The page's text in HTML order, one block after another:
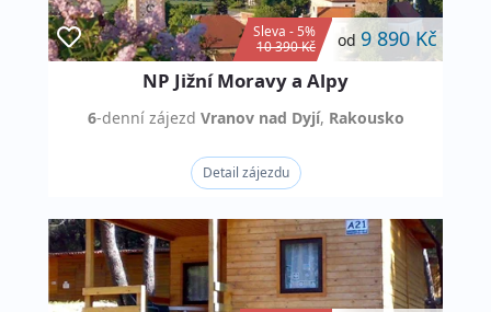
Sleva - 5%
10 390 Kč
od 9 890 Kč
NP Jižní Moravy a Alpy
6-dennízájezd Vranov nad Dyjí, Rakousko
Detail zájezdu